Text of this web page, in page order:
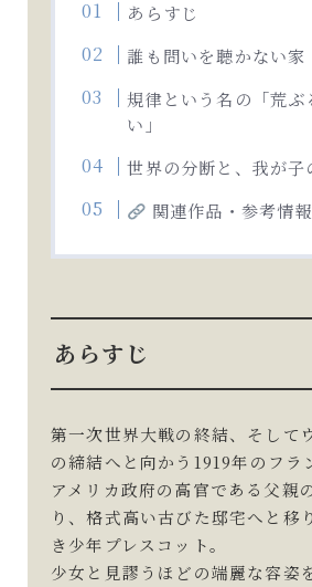
あらすじ
誰も問いを聴かない家
規律という名の「荒ぶ
い」
世界の分断と、我が子
関連作品・参考情報
あらすじ
第一次世界大戦の終結、そして
の締結へと向かう1919年のフラ
アメリカ政府の高官である父親
り、格式高い古びた邸宅へと移
き少年プレスコット。
少女と見謬うほどの端麗な容姿